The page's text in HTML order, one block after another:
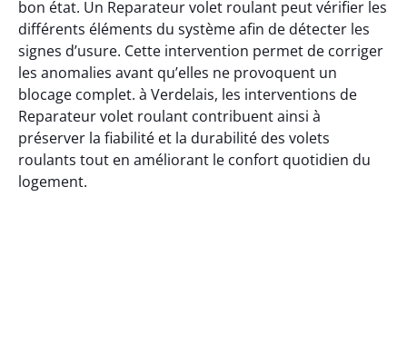
bon état. Un Reparateur volet roulant peut vérifier les
différents éléments du système afin de détecter les
signes d’usure. Cette intervention permet de corriger
les anomalies avant qu’elles ne provoquent un
blocage complet. à Verdelais, les interventions de
Reparateur volet roulant contribuent ainsi à
préserver la fiabilité et la durabilité des volets
roulants tout en améliorant le confort quotidien du
logement.